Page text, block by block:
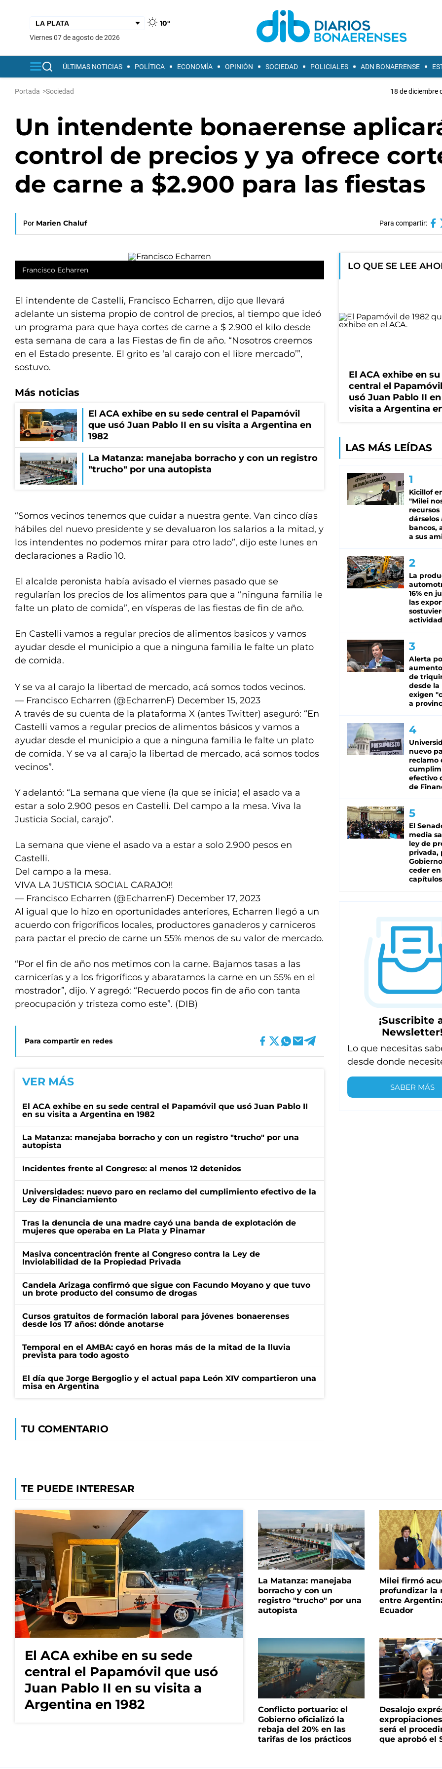
10°
viernes 07 de agosto de 2026
ÚLTIMAS NOTICIAS POLÍTICA ECONOMÍA OPINIÓN SOCIEDAD POLICIALES ADN BONAERENSE
Portada >Sociedad 18 de diciembre
Un intendente bonaerense
control de precios y ya ofrece
de carne a $2.900 para las fiestas
Por Marien Chaluf Para compartir:
Francisco Echarren
El intendente de Castelli, Francisco Echarren, dijo que llevará
adelante un sistema propio de control de precios, al tiempo que ideó
un programa para que haya cortes de carne a $ 2.900 el kilo desde
esta semana de cara a las Fiestas de fin de año. “Nosotros creemos
en el Estado presente. El grito es ‘al carajo con el libre mercado’”,
sostuvo.
Más noticias
El ACA exhibe en su sede central el Papamóvil
que usó Juan Pablo II en su visita a Argentina en
1982
La Matanza: manejaba borracho y con un registro
"trucho" por una autopista
“Somos vecinos tenemos que cuidar a nuestra gente. Van cinco días
hábiles del nuevo presidente y se devaluaron los salarios a la mitad, y
los intendentes no podemos mirar para otro lado”, dijo este lunes en
declaraciones a Radio 10.
El alcalde peronista había avisado el viernes pasado que se
regularían los precios de los alimentos para que a “ninguna familia le
falte un plato de comida”, en vísperas de las fiestas de fin de año.
En Castelli vamos a regular precios de alimentos basicos y vamos
ayudar desde el municipio a que a ninguna familia le falte un plato
de comida.
Y se va al carajo la libertad de mercado, acá somos todos vecinos.
— Francisco Echarren (@EcharrenF) December 15, 2023
A través de su cuenta de la plataforma X (antes Twitter) aseguró: “En
Castelli vamos a regular precios de alimentos básicos y vamos a
ayudar desde el municipio a que a ninguna familia le falte un plato
de comida. Y se va al carajo la libertad de mercado, acá somos todos
vecinos”.
Y adelantó: “La semana que viene (la que se inicia) el asado va a
estar a solo 2.900 pesos en Castelli. Del campo a la mesa. Viva la
Justicia Social, carajo”.
La semana que viene el asado va a estar a solo 2.900 pesos en
Castelli.
Del campo a la mesa.
VIVA LA JUSTICIA SOCIAL CARAJO!!
— Francisco Echarren (@EcharrenF) December 17, 2023
Al igual que lo hizo en oportunidades anteriores, Echarren llegó a un
acuerdo con frigoríficos locales, productores ganaderos y carniceros
para pactar el precio de carne un 55% menos de su valor de mercado.
“Por el fin de año nos metimos con la carne. Bajamos tasas a las
carnicerías y a los frigoríficos y abaratamos la carne en un 55% en el
mostrador”, dijo. Y agregó: “Recuerdo pocos fin de año con tanta
preocupación y tristeza como este”. (DIB)
Para compartir en redes
VER MÁS
El ACA exhibe en su sede central el Papamóvil que usó Juan Pablo II
en su visita a Argentina en 1982
La Matanza: manejaba borracho y con un registro "trucho" por una
autopista
Incidentes frente al Congreso: al menos 12 detenidos
Universidades: nuevo paro en reclamo del cumplimiento efectivo de la
Ley de Financiamiento
Tras la denuncia de una madre cayó una banda de explotación de
mujeres que operaba en La Plata y Pinamar
Masiva concentración frente al Congreso contra la Ley de
Inviolabilidad de la Propiedad Privada
Candela Arizaga confirmó que sigue con Facundo Moyano y que tuvo
un brote producto del consumo de drogas
Cursos gratuitos de formación laboral para jóvenes bonaerenses
desde los 17 años: dónde anotarse
Temporal en el AMBA: cayó en horas más de la mitad de la lluvia
prevista para todo agosto
El día que Jorge Bergoglio y el actual papa León XIV compartieron una
misa en Argentina
TU COMENTARIO
LO QUE SE LEE
El ACA exhibe en
central el
usó Juan Pablo II
visita a Argentina
LAS MÁS LEÍDAS
Kicillof
"Milei
recursos
dárselos
bancos,
a sus
La
16% en
las
actividad
Alerta
de
desde la
exigen
a
nuevo
reclamo
efectivo
de
El
media
ley de
privada,
ceder
capítulos
¡Suscribite
Newsletter!
Lo que necesitas
desde donde
SABER MÁS
TE PUEDE INTERESAR
El ACA exhibe en su sede
central el Papamóvil que usó
Juan Pablo II en su visita a
Argentina en 1982
La Matanza: manejaba
borracho y con un
registro "trucho" por una
autopista
Milei firmó
profundizar la
entre
Ecuador
Conflicto portuario: el
Gobierno oficializó la
rebaja del 20% en las
tarifas de los prácticos
Desalojo
será el
que aprobó el